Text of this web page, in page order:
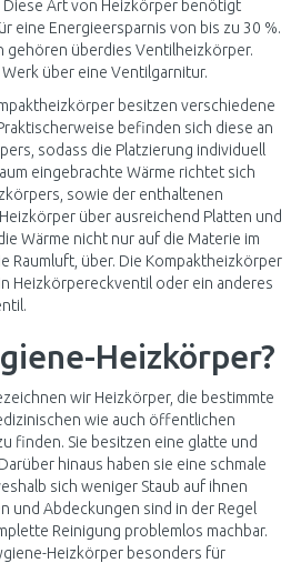
Art von Heizkörper benötigt
eine Energieersparnis von bis zu 30 %.
gehören überdies Ventilheizkörper.
über eine Ventilgarnitur.
besitzen verschiedene
befinden sich diese an
sodass die Platzierung individuell
eingebrachte Wärme richtet sich
sowie der enthaltenen
über ausreichend Platten und
Wärme nicht nur auf die Materie im
Raumluft, über. Die Kompaktheizkörper
Heizkörpereckventil oder ein anderes
Heizkörper?
wir Heizkörper, die bestimmte
wie auch öffentlichen
finden. Sie besitzen eine glatte und
hinaus haben sie eine schmale
sich weniger Staub auf ihnen
und Abdeckungen sind in der Regel
Reinigung problemlos machbar.
Heizkörper besonders für